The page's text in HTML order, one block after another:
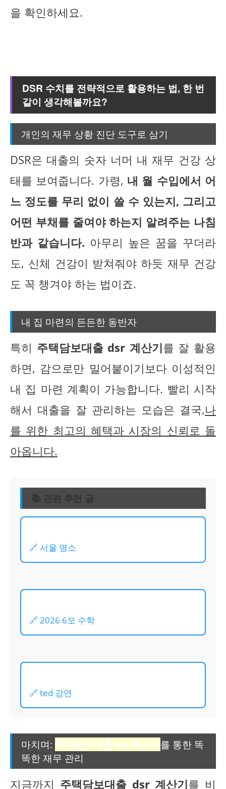
을 확인하세요.
DSR 수치를 전략적으로 활용하는 법, 한 번
같이 생각해볼까요?
개인의 재무 상황 진단 도구로 삼기
DSR은 대출의 숫자 너머 내 재무 건강 상
태를 보여줍니다. 가령, 내 월 수입에서 어
느 정도를 무리 없이 쓸 수 있는지, 그리고
어떤 부채를 줄여야 하는지 알려주는 나침
반과 같습니다. 아무리 높은 꿈을 꾸더라
도, 신체 건강이 받쳐줘야 하듯 재무 건강
도 꼭 챙겨야 하는 법이죠.
내 집 마련의 든든한 동반자
특히 주택담보대출 dsr 계산기를 잘 활용
하면, 감으로만 밀어붙이기보다 이성적인
내 집 마련 계획이 가능합니다. 빨리 시작
해서 대출을 잘 관리하는 모습은 결국,나
를 위한 최고의 혜택과 시장의 신뢰로 돌
아옵니다.
📚 관련 추천 글
🔗 서울 명소
🔗 2026 6모 수학
🔗 ted 강연
마치며: 주택담보대출 dsr 계산기를 통한 똑
똑한 재무 관리
지금까지 주택담보대출 dsr 계산기를 비